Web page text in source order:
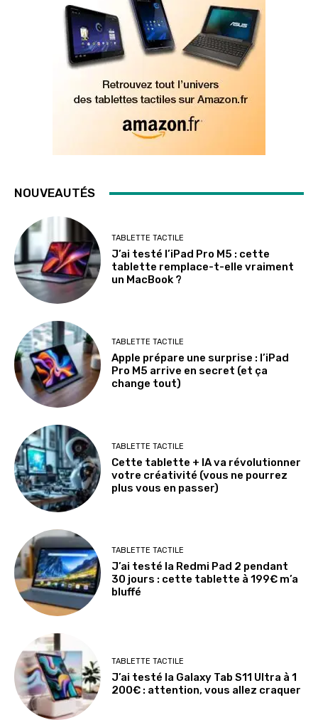
NOUVEAUTÉS
TABLETTE TACTILE
J’ai testé l’iPad Pro M5 : cette
tablette remplace-t-elle vraiment
un MacBook ?
TABLETTE TACTILE
Apple prépare une surprise : l’iPad
Pro M5 arrive en secret (et ça
change tout)
TABLETTE TACTILE
Cette tablette + IA va révolutionner
votre créativité (vous ne pourrez
plus vous en passer)
TABLETTE TACTILE
J’ai testé la Redmi Pad 2 pendant
30 jours : cette tablette à 199€ m’a
bluffé
TABLETTE TACTILE
J’ai testé la Galaxy Tab S11 Ultra à 1
200€ : attention, vous allez craquer